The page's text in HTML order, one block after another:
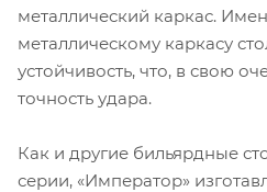
металлический каркас.
металлическому каркасу
устойчивость, что, в свою
точность удара.
Как и другие бильярдные
серии, «Император»